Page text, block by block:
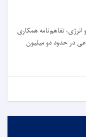
تفاهم‌نامه همکاری
در حدود دو میلیون